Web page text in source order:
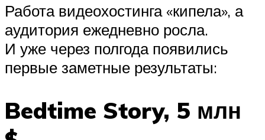
Работа видеохостинга «кипела», а
аудитория ежедневно росла.
И уже через полгода появились
первые заметные результаты:
Bedtime Story, 5 млн